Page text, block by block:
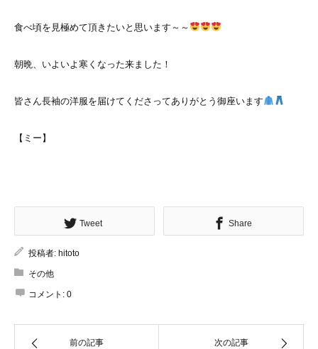
食べ頃を見極めて頂きたいと思います～～
朝晩、いよいよ寒くなった来ました！
皆さん長袖の洋服を届けてくださってありがとう御座います
【ミー】
Tweet Share
投稿者: hitoto
その他
コメント: 0
前の記事 次の記事